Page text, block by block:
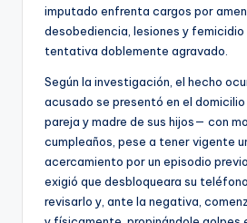
imputado enfrenta cargos por
desobediencia, lesiones y femicidio
tentativa doblemente agravado.
Según la investigación, el hecho
acusado se presentó en el
pareja y madre de sus hijos— con
cumpleaños, pese a tener vigente
acercamiento por un episodio
exigió que desbloqueara su
revisarlo y, ante la negativa,